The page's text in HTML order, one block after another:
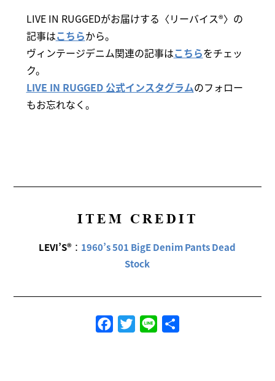
LIVE IN RUGGEDがお届けする〈リーバイス®〉の
記事はこちらから。
ヴィンテージデニム関連の記事はこちらをチェッ
ク。
LIVE IN RUGGED 公式インスタグラムのフォロー
もお忘れなく。
ITEM CREDIT
LEVI’S® ： 1960’s 501 BigE Denim Pants Dead
Stock
FacebookTwitterLine